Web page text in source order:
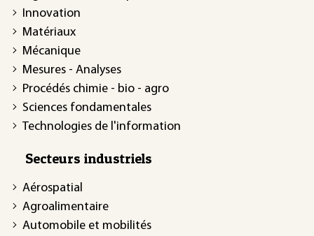
Innovation
Matériaux
Mécanique
Mesures - Analyses
Procédés chimie - bio - agro
Sciences fondamentales
Technologies de l'information
Secteurs industriels
Aérospatial
Agroalimentaire
Automobile et mobilités